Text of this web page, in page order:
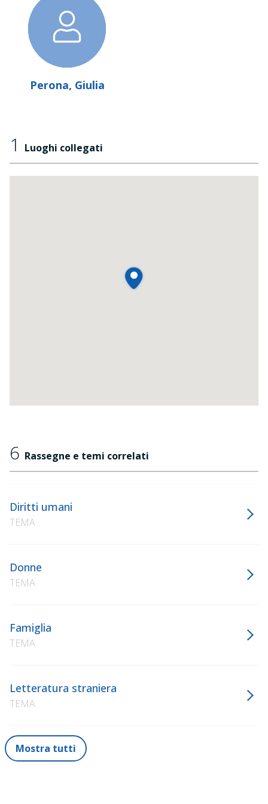
Perona, Giulia
1 Luoghi collegati
6 Rassegne e temi correlati
Diritti umani
TEMA
Donne
TEMA
Famiglia
TEMA
Letteratura straniera
TEMA
Mostra tutti